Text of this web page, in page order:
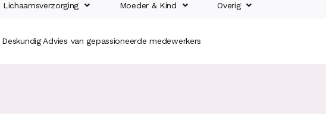
Lichaamsverzorging Moeder & Kind Overig
Deskundig Advies van gepassioneerde medewerkers